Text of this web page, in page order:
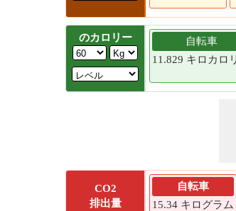
のカロリー
自転車
11.829 キロカロ
CO2
排出量
自転車
15.34 キログラム